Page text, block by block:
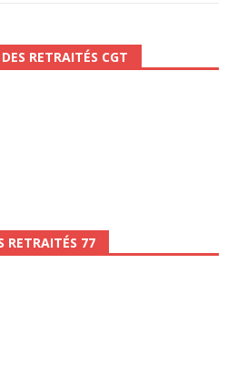
RETRAITÉS CGT
RETRAITÉS 77